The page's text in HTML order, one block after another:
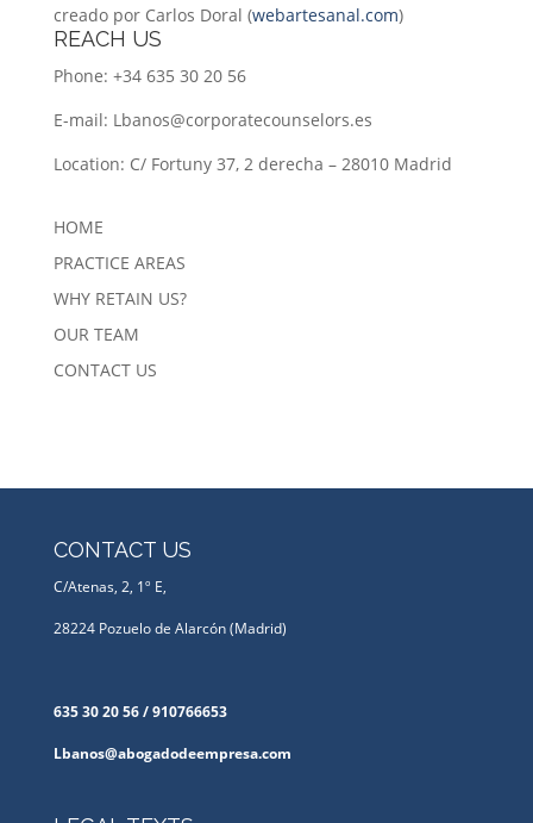
creado por Carlos Doral (webartesanal.com)
REACH US
Phone: +34 635 30 20 56
E-mail: Lbanos@corporatecounselors.es
Location: C/ Fortuny 37, 2 derecha – 28010 Madrid
HOME
PRACTICE AREAS
WHY RETAIN US?
OUR TEAM
CONTACT US
CONTACT US
C/Atenas, 2, 1º E,
28224 Pozuelo de Alarcón (Madrid)
635 30 20 56 / 910766653
Lbanos@abogadodeempresa.com